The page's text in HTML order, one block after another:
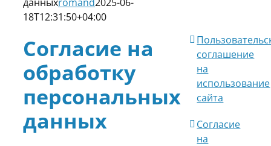
РЕЗУЛЬТАТ ПОИСКА:
18T12:31:50+04:00
Согласие на
обработку
персональных
данных
соглашение
на
использование
сайта
Согласие
на